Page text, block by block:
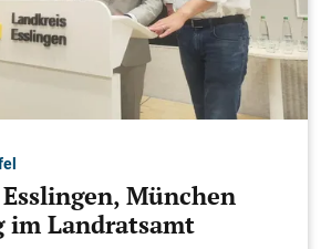
München
im Landratsamt